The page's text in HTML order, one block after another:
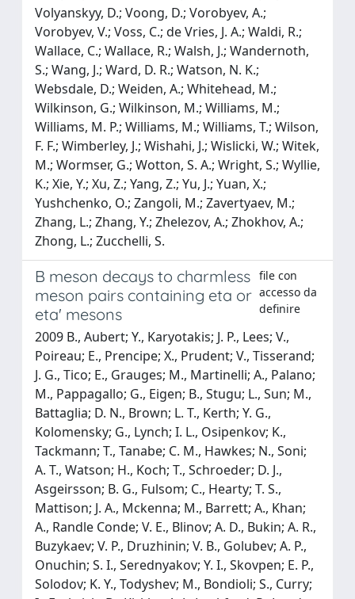
B meson decays to charmless
meson pairs containing eta or
eta' mesons
file con
accesso da
definire
2009 B., Aubert; Y., Karyotakis; J. P., Lees; V.,
Poireau; E., Prencipe; X., Prudent; V., Tisserand;
J. G., Tico; E., Grauges; M., Martinelli; A., Palano;
M., Pappagallo; G., Eigen; B., Stugu; L., Sun; M.,
Battaglia; D. N., Brown; L. T., Kerth; Y. G.,
Kolomensky; G., Lynch; I. L., Osipenkov; K.,
Tackmann; T., Tanabe; C. M., Hawkes; N., Soni;
A. T., Watson; H., Koch; T., Schroeder; D. J.,
Asgeirsson; B. G., Fulsom; C., Hearty; T. S.,
Mattison; J. A., Mckenna; M., Barrett; A., Khan;
A., Randle Conde; V. E., Blinov; A. D., Bukin; A. R.,
Buzykaev; V. P., Druzhinin; V. B., Golubev; A. P.,
Onuchin; S. I., Serednyakov; Y. I., Skovpen; E. P.,
Solodov; K. Y., Todyshev; M., Bondioli; S., Curry;